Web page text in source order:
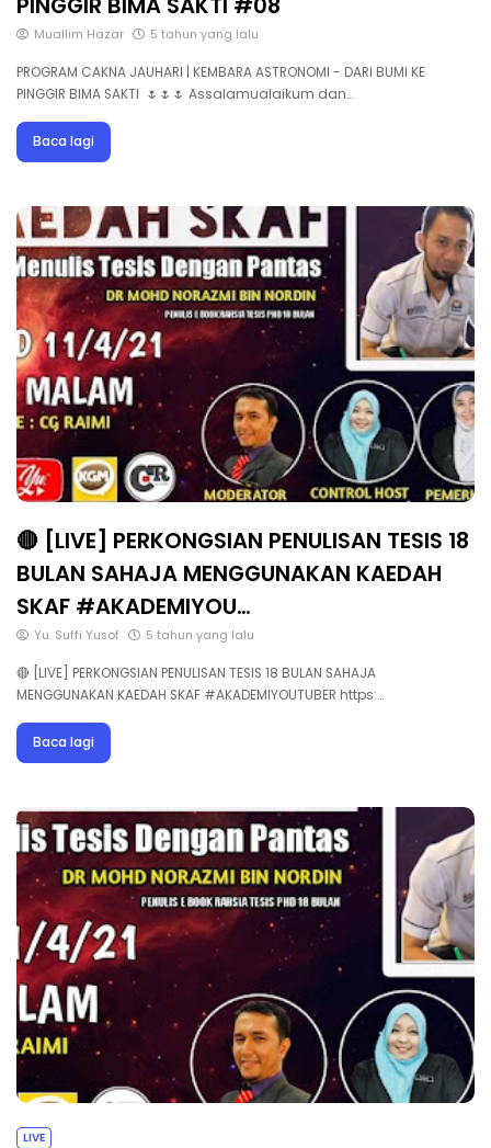
Muallim Hazar 5 tahun yang lalu
PROGRAM CAKNA JAUHARI | KEMBARA ASTRONOMI - DARI BUMI KE
PINGGIR BIMA SAKTI 🌷🌷🌷 Assalamualaikum dan…
Baca lagi
🔴 [LIVE] PERKONGSIAN PENULISAN TESIS 18
BULAN SAHAJA MENGGUNAKAN KAEDAH
SKAF #AKADEMIYOU…
Yu. Suffi Yusof 5 tahun yang lalu
🔴 [LIVE] PERKONGSIAN PENULISAN TESIS 18 BULAN SAHAJA
MENGGUNAKAN KAEDAH SKAF #AKADEMIYOUTUBER https:…
Baca lagi
LIVE